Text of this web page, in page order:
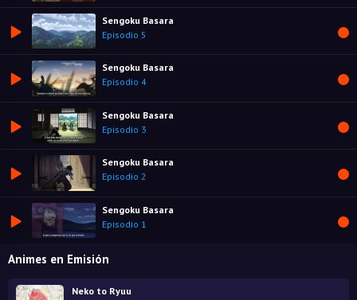
Sengoku Basara
Episodio 5
Sengoku Basara
Episodio 4
Sengoku Basara
Episodio 3
Sengoku Basara
Episodio 2
Sengoku Basara
Episodio 1
Animes en Emisión
Neko to Ryuu